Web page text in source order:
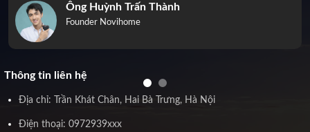
Ông Huỳnh Trấn Thành
Founder Novihome
Thông tin liên hệ
Địa chỉ: Trần Khát Chân, Hai Bà Trưng, Hà Nội
Điện thoại: 0972939xxx